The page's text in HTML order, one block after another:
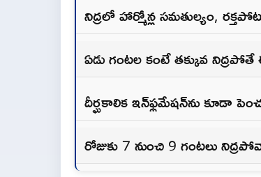
నిద్రలో హార్మోన్ల సమతుల్యం,
ఏడు గంటల కంటే తక్కువ
దీర్ఘకాలిక ఇన్‌ఫ్లమేషన్‌ను కూడా
రోజుకు 7 నుంచి 9 గంటలు